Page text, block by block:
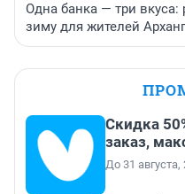
Одна банка — три вкуса:
зиму для жителей
Скидка
заказ,
До 31 августа,